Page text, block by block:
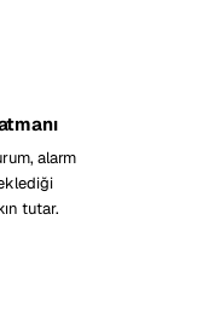
alarm
tutar.